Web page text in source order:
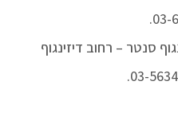
סנטר – רחוב דיזינגוף